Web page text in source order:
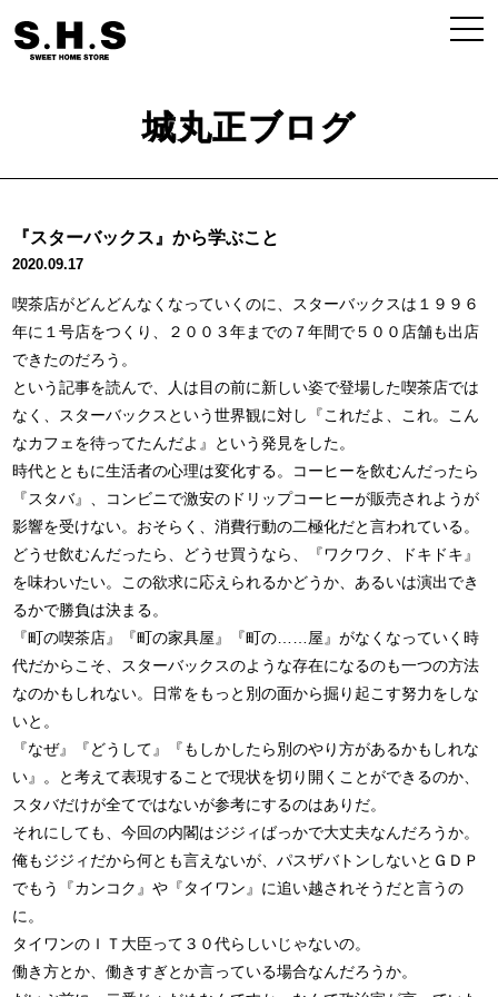
城丸正ブログ
『スターバックス』から学ぶこと
2020.09.17
喫茶店がどんどんなくなっていくのに、スターバックスは１９９６
年に１号店をつくり、２００３年までの７年間で５００店舗も出店
できたのだろう。
という記事を読んで、人は目の前に新しい姿で登場した喫茶店では
なく、スターバックスという世界観に対し『これだよ、これ。こん
なカフェを待ってたんだよ』という発見をした。
時代とともに生活者の心理は変化する。コーヒーを飲むんだったら
『スタバ』、コンビニで激安のドリップコーヒーが販売されようが
影響を受けない。おそらく、消費行動の二極化だと言われている。
どうせ飲むんだったら、どうせ買うなら、『ワクワク、ドキドキ』
を味わいたい。この欲求に応えられるかどうか、あるいは演出でき
るかで勝負は決まる。
『町の喫茶店』『町の家具屋』『町の……屋』がなくなっていく時
代だからこそ、スターバックスのような存在になるのも一つの方法
なのかもしれない。日常をもっと別の面から掘り起こす努力をしな
いと。
『なぜ』『どうして』『もしかしたら別のやり方があるかもしれな
い』。と考えて表現することで現状を切り開くことができるのか、
スタバだけが全てではないが参考にするのはありだ。
それにしても、今回の内閣はジジィばっかで大丈夫なんだろうか。
俺もジジィだから何とも言えないが、パスザバトンしないとＧＤＰ
でもう『カンコク』や『タイワン』に追い越されそうだと言うの
に。
タイワンのＩＴ大臣って３０代らしいじゃないの。
働き方とか、働きすぎとか言っている場合なんだろうか。